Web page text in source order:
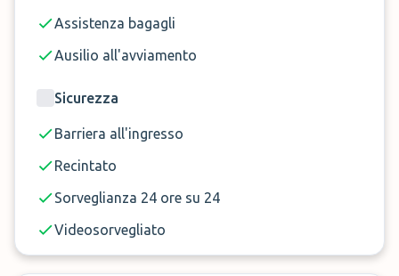
Assistenza bagagli
Ausilio all'avviamento
Sicurezza
Barriera all'ingresso
Recintato
Sorveglianza 24 ore su 24
Videosorvegliato